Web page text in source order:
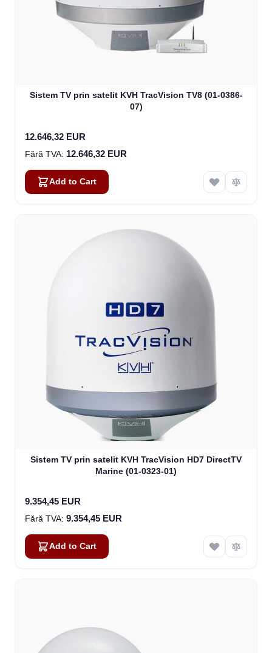
Sistem TV prin satelit KVH TracVision TV8 (01-0386-
07)
12.646,32 EUR
12.646,32 EUR
Add to Cart
Sistem TV prin satelit KVH TracVision HD7 DirectTV
Marine (01-0323-01)
9.354,45 EUR
9.354,45 EUR
Add to Cart